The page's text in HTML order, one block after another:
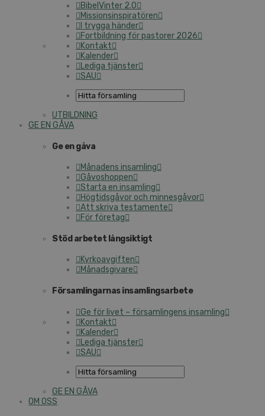
BibelVinter 2.0
Missionsinspiratören
I trygga händer
Fortbildning för pastorer 2026
Kontakt
Kalender
Lediga tjänster
SAU
UTBILDNING
GE EN GÅVA
Ge en gåva
Månadens insamling
Gåvoshoppen
Starta en insamling
Högtidsgåvor och minnesgåvor
Att skriva testamente
För företag
Stöd arbetet långsiktigt
Kyrkoavgiften
Månadsgivare
Församlingarnas insamlingsarbete
Ge för livet – församlingens insamling
Kontakt
Kalender
Lediga tjänster
SAU
GE EN GÅVA
OM OSS